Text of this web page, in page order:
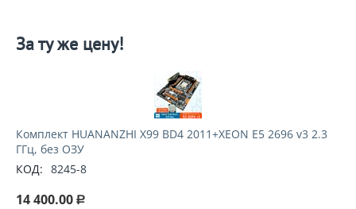
За ту же цену!
Комплект HUANANZHI X99 BD4 2011+XEON E5 2696 v3 2.3
ГГц, без ОЗУ
КОД: 8245-8
14 400.00 Р